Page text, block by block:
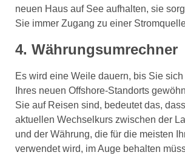
neuen Haus auf See aufhalten, sie
Sie immer Zugang zu einer
4. Währungsumrechner
Es wird eine Weile dauern, bis Sie
Ihres neuen Offshore-Standorts
Sie auf Reisen sind, bedeutet das,
aktuellen Wechselkurs zwischen der
und der Währung, die für die meisten
verwendet wird, im Auge behalten